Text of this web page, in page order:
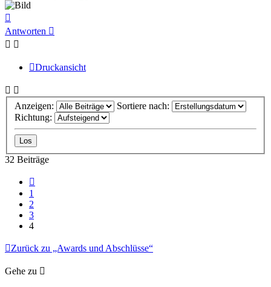
oben
Antworten
Druckansicht
Anzeigen:
Sortiere nach:
Richtung:
32 Beiträge
1
2
3
4
Zurück zu „Awards und Abschlüsse“
Gehe zu